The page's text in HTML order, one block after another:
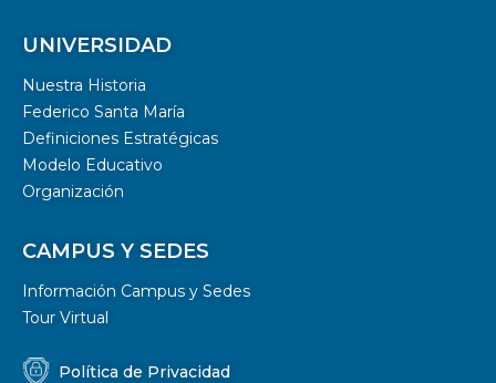
UNIVERSIDAD
Nuestra Historia
Federico Santa María
Definiciones Estratégicas
Modelo Educativo
Organización
CAMPUS Y SEDES
Información Campus y Sedes
Tour Virtual
Política de Privacidad